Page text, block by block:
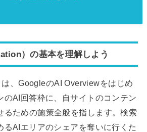
）の基本を理解しよう
、GoogleのAI Overviewをはじめ
のAI回答枠に、自サイトのコンテン
るための施策全般を指します。検索
るAIエリアのシェアを奪いに行くた